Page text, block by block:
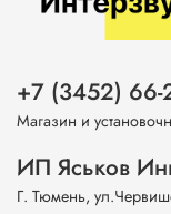
+7 (3452) 66-
Магазин и
ИП Яськов
Г. Тюмень,